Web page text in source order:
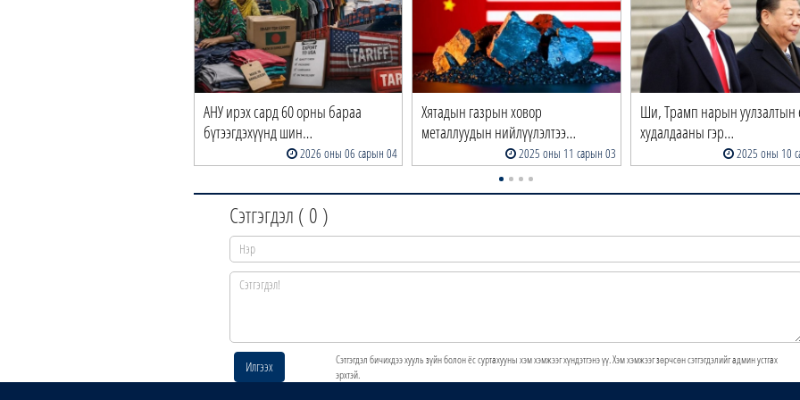
АНУ ирэх сард 60 орны бараа
бүтээгдэхүүнд шин…
2026 оны 06 сарын 04
Хятадын газрын ховор
металлуудын нийлүүлэлтээ…
2025 оны 11 сарын 03
Ши, Трамп нарын уулзалтын
худалдааны гэр…
2025 оны 10
Сэтгэгдэл ( 0 )
Илгээх
Сэтгэгдэл бичихдээ хууль зүйн болон ёс суртахууны хэм хэмжээг хүндэтгэнэ үү. Хэм хэмжээг зөрчсөн сэтгэгдэлийг админ устгах
эрхтэй.